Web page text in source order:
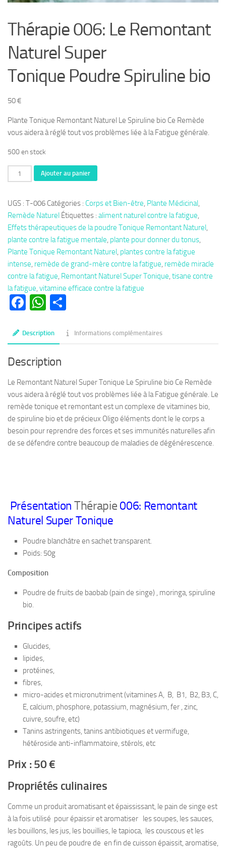
Thérapie 006: Le Remontant
Naturel Super
Tonique Poudre Spiruline bio
50€
Plante Tonique Remontant Naturel Le Spiruline bio Ce Remède
vous aidera à réglé tout vos problèmes liée à la Fatigue générale.
500 en stock
quantité
de
006:
Le
Remontant
Naturel
Super
Tonique Poudre
Spiruline
bio
Ajouter au panier
UGS : T-006 Catégories : Corps et Bien-être, Plante Médicinal,
Remède Naturel Étiquettes : aliment naturel contre la fatigue,
Effets thérapeutiques de la poudre Tonique Remontant Naturel,
plante contre la fatigue mentale, plante pour donner du tonus,
Plante Tonique Remontant Naturel, plantes contre la fatigue
intense, remède de grand-mère contre la fatigue, remède miracle
contre la fatigue, Remontant Naturel Super Tonique, tisane contre
la fatigue, vitamine efficace contre la fatigue
Facebook
WhatsApp
Description Informations complémentaires
Description
Le Remontant Naturel Super Tonique Le Spiruline bio Ce Remède
vous aidera à réglé tout vos problèmes liée à la Fatigue générale. Le
remède tonique et remontant est un complexe de vitamines bio,
de spiruline bio et de précieux Oligo éléments dont le le corps a
besoin pour reprendre des forces et ses immunités naturelles afin
de se défendre contre beaucoup de maladies de dégénérescence.
Présentation Thérapie 006: Remontant
Naturel Super Tonique
Poudre blanchâtre en sachet transparent.
Poids: 50g
Composition
Poudre de fruits de baobab (pain de singe) , moringa, spiruline
bio.
Principes actifs
Glucides,
lipides,
protéines,
fibres,
micro-acides et micronutriment (vitamines A, B, B1, B2, B3, C,
E, calcium, phosphore, potassium, magnésium, fer , zinc,
cuivre, soufre, etc)
Tanins astringents, tanins antibiotiques et vermifuge,
hétéroside anti-inflammatoire, stérols, etc
Prix : 50 €
Propriétés culinaires
Comme un produit aromatisant et épaississant, le pain de singe est
à la fois utilisé pour épaissir et aromatiser les soupes, les sauces,
les bouillons, les jus, les bouillies, le tapioca, les couscous et les
ragoûts. Un peu de poudre de en fin de cuisson épaissit, aromatise,